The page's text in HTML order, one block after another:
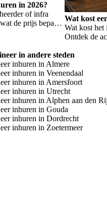
in 2026?
of infra
de prijs bepaalt,
Wat kost
Wat kost het
Ontdek de
in andere steden
inhuren in Almere
inhuren in Veenendaal
inhuren in Amersfoort
inhuren in Utrecht
inhuren in Alphen aan den
inhuren in Gouda
inhuren in Dordrecht
inhuren in Zoetermeer